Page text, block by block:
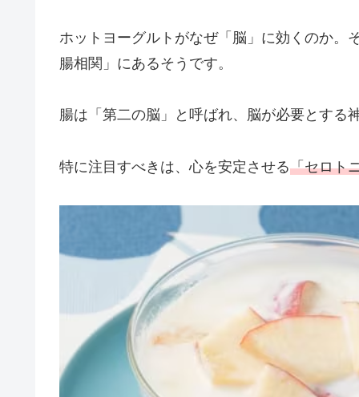
ホットヨーグルトがなぜ「脳」に効くのか。
腸相関」にあるそうです。
腸は「第二の脳」と呼ばれ、脳が必要とする
特に注目すべきは、心を安定させる「セロト